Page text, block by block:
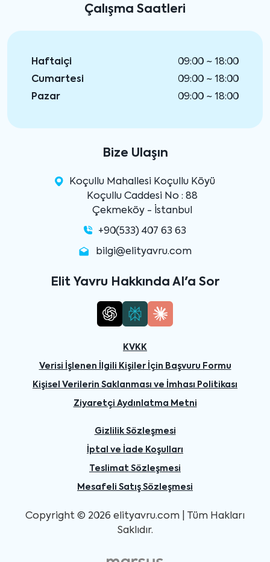
Çalışma Saatleri
Haftaiçi
09:00 ~ 18:00
Cumartesi
09:00 ~ 18:00
Pazar
09:00 ~ 18:00
Bize Ulaşın
Koçullu Mahallesi Koçullu Köyü
Koçullu Caddesi No : 88
Çekmeköy - İstanbul
+90(533) 407 63 63
bilgi@elityavru.com
Elit Yavru Hakkında AI'a Sor
KVKK
Verisi İşlenen İlgili Kişiler İçin Başvuru Formu
Kişisel Verilerin Saklanması ve İmhası Politikası
Ziyaretçi Aydınlatma Metni
Gizlilik Sözleşmesi
İptal ve İade Koşulları
Teslimat Sözleşmesi
Mesafeli Satış Sözleşmesi
Copyright © 2026 elityavru.com | Tüm Hakları
Saklıdır.